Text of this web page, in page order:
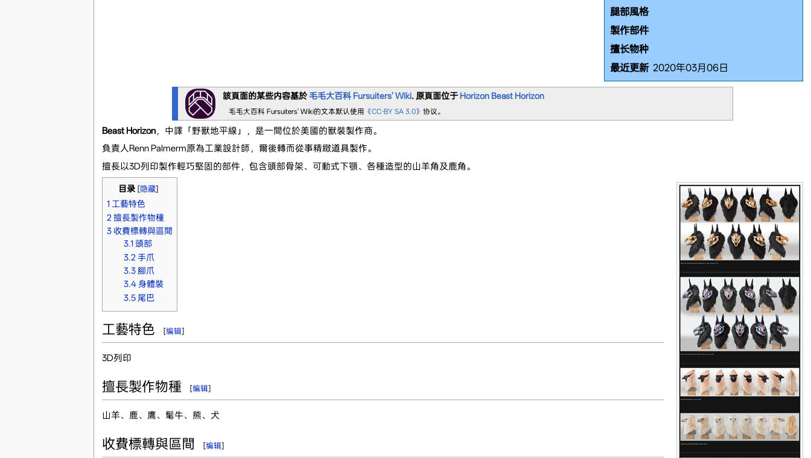
腿部風格
製作部件
擅长物种
最近更新 2020年03月06日
該頁面的某些内容基於毛毛大百科 Fursuiters' Wiki. 原頁面位于 Horizon Beast Horizon
毛毛大百科 Fursuiters' Wiki的文本默认使用 《CC-BY SA 3.0》 协议。
Beast Horizon，中譯「野獸地平線」，是一間位於美國的獸裝製作商。
負責人Renn Palmerm原為工業設計師，爾後轉而從事精緻道具製作。
擅長以3D列印製作輕巧堅固的部件，包含頭部骨架、可動式下顎、各種造型的山羊角及鹿角。
目录 [隐藏]
1 工藝特色
2 擅長製作物種
3 收費標轉與區間
3.1 頭部
3.2手爪
3.3 腳爪
3.4身體裝
3.5 尾巴
工藝特色 [编辑]
3D列印
擅長製作物種 [编辑]
山羊、鹿、鷹、髦牛、熊、犬
收費標轉與區間 [编辑]